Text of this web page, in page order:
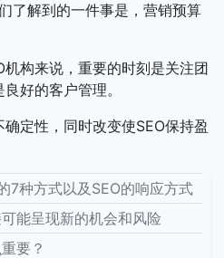
了解到的一件事是，营销预算
构来说，重要的时刻是关注团
好的客户管理。
定性，同时改变使SEO保持盈
7种方式以及SEO的响应方式
能呈现新的机会和风险
要？